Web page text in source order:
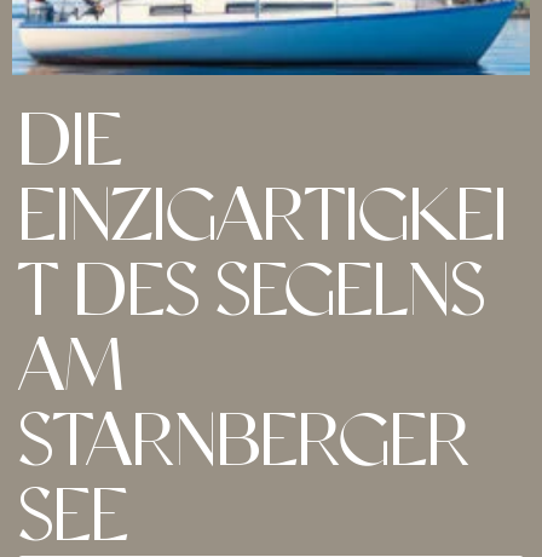
DIE
EINZIGARTIGKEI
T DES SEGELNS
AM
STARNBERGER
SEE